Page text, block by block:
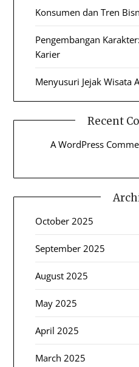
Konsumen dan Tren
Pengembangan
Karier
Menyusuri Jejak Wisata
Recent
A WordPress
October 2025
September 2025
August 2025
May 2025
April 2025
March 2025